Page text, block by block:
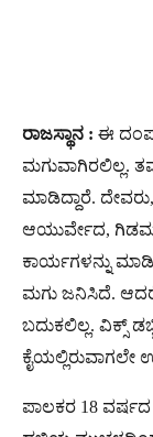
ರಾಜಸ್ಥಾನ : ಈ
ಮಗುವಾಗಿರಲಿಲ್ಲ.
ಮಾಡಿದ್ದಾರೆ.
ಆಯುರ್ವೇದ,
ಕಾರ್ಯಗಳನ್ನು
ಮಗು ಜನಿಸಿದೆ.
ಬದುಕಲಿಲ್ಲ. ವಿಕ್ಸ್
ಕೈಯಲ್ಲಿರುವಾಗಲೇ
ಪಾಲಕರ 18